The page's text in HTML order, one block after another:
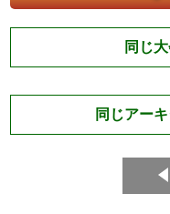
同じ
同じアー